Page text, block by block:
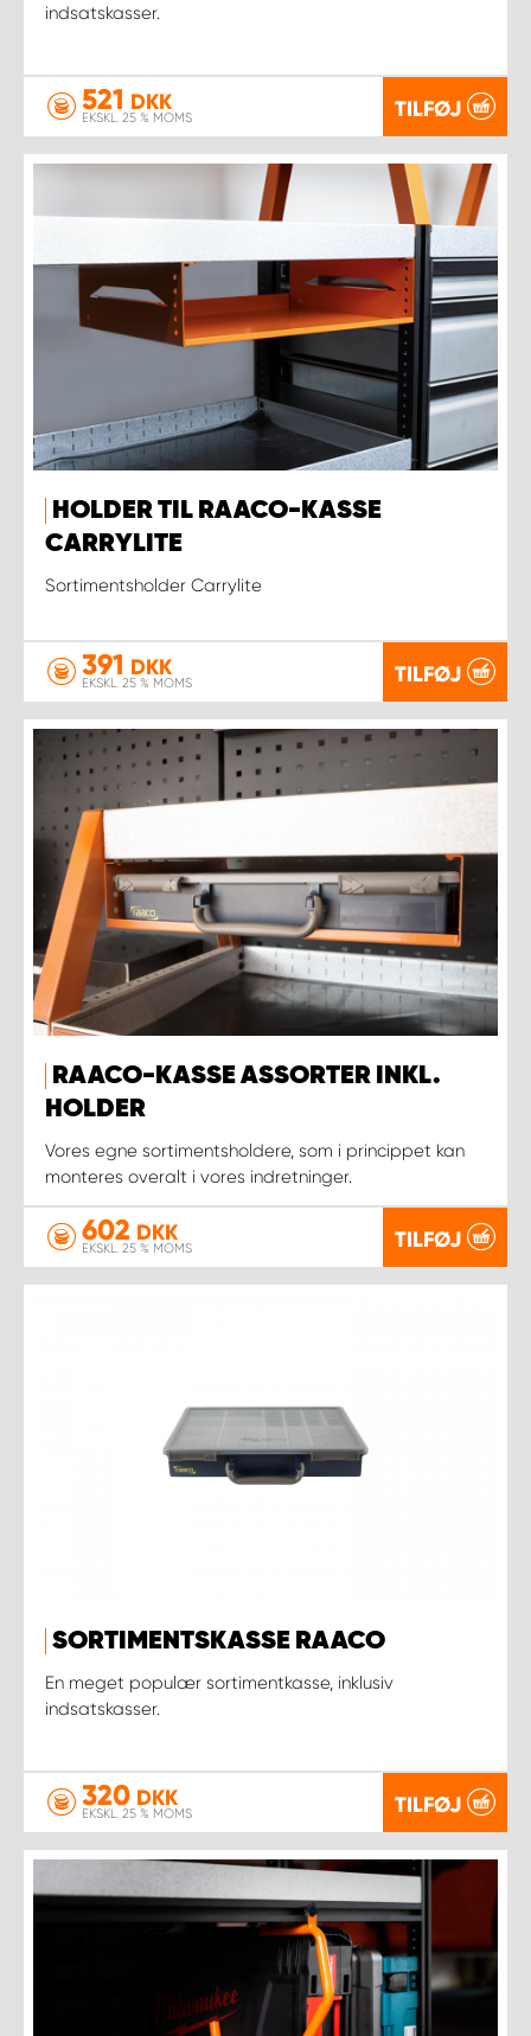
indsatskasser.
521 DKK
EKSKL. 25 % MOMS TILFØJ
HOLDER TIL RAACO-KASSE
CARRYLITE
Sortimentsholder Carrylite
391 DKK
EKSKL. 25 % MOMS TILFØJ
RAACO-KASSE ASSORTER INKL.
HOLDER
Vores egne sortimentsholdere, som i princippet kan
monteres overalt i vores indretninger.
602 DKK
EKSKL. 25 % MOMS TILFØJ
SORTIMENTSKASSE RAACO
En meget populær sortimentkasse, inklusiv
indsatskasser.
320 DKK
EKSKL. 25 % MOMS TILFØJ